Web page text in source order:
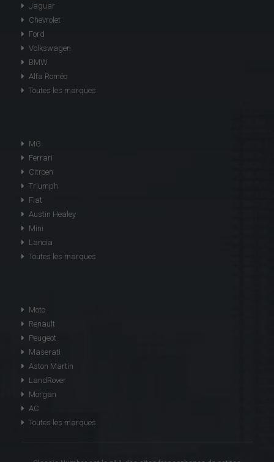
Jaguar
Chevrolet
Ford
Volkswagen
BMW
Alfa Roméo
Toutes les marques
MG
Ferrari
Citroen
Triumph
Fiat
Austin Healey
Mini
Lancia
Toutes les marques
Moto
Renault
Peugeot
Maserati
Aston Martin
LandRover
Morgan
AC
Toutes les marques